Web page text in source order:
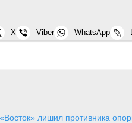
X Viber WhatsApp
лишил противника